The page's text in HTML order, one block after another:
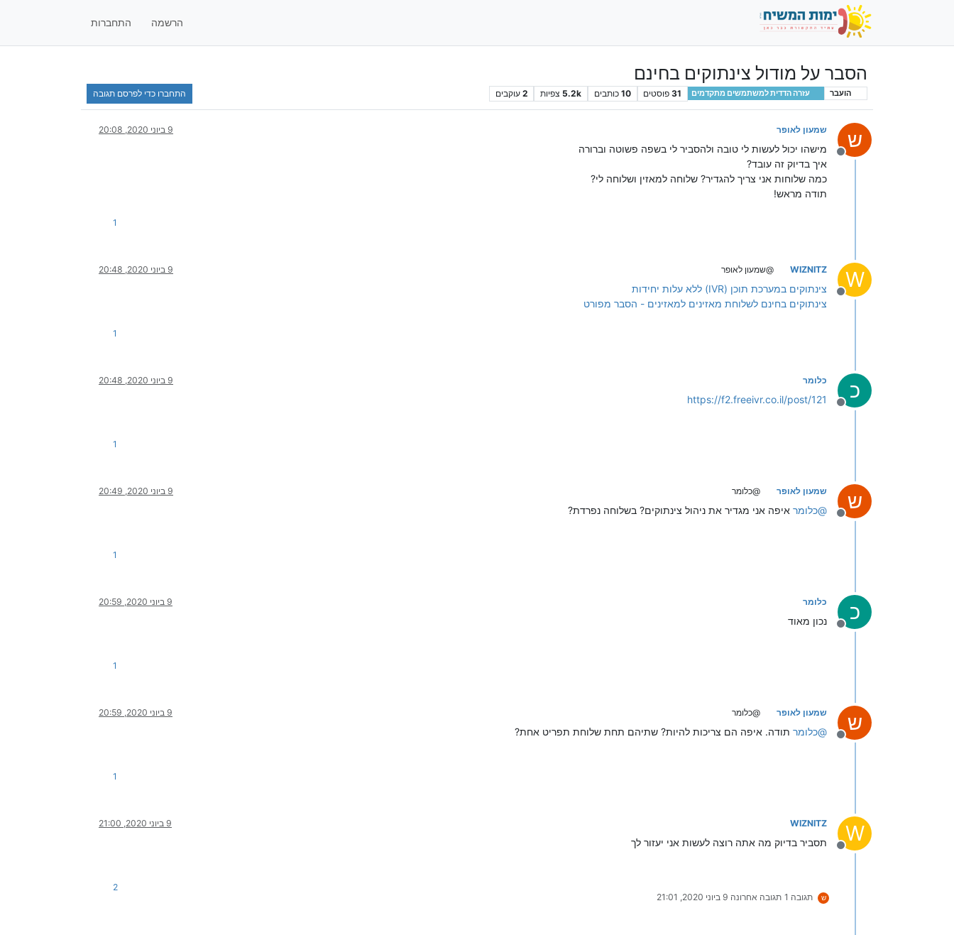
הרשמה התחברות
הסבר על מודול צינתוקים בחינם
הועבר עזרה הדדית למשתמשים מתקדמים 31 פוסטים 10 כותבים 5.2k צפיות 2 עוקבים התחברו כדי לפרסם תגובה
ש
מנותק
שמעון לאופר 9 ביוני 2020, 20:08
מישהו יכול לעשות לי טובה ולהסביר לי בשפה פשוטה וברורה
איך בדיוק זה עובד?
כמה שלוחות אני צריך להגדיר? שלוחה למאזין ושלוחה לי?
תודה מראש!
1
W
מנותק
WIZNITZ @שמעון לאופר 9 ביוני 2020, 20:48
צינתוקים במערכת תוכן (IVR) ללא עלות יחידות
צינתוקים בחינם לשלוחת מאזינים למאזינים - הסבר מפורט
1
כ
מנותק
כלומר 9 ביוני 2020, 20:48
https://f2.freeivr.co.il/post/121
1
ש
מנותק
שמעון לאופר @כלומר 9 ביוני 2020, 20:49
@כלומר איפה אני מגדיר את ניהול צינתוקים? בשלוחה נפרדת?
1
כ
מנותק
כלומר 9 ביוני 2020, 20:59
נכון מאוד
1
ש
מנותק
שמעון לאופר @כלומר 9 ביוני 2020, 20:59
@כלומר תודה. איפה הם צריכות להיות? שתיהם תחת שלוחת תפריט אחת?
1
W
מנותק
WIZNITZ 9 ביוני 2020, 21:00
תסביר בדיוק מה אתה רוצה לעשות אני יעזור לך
ש תגובה 1 תגובה אחרונה 9 ביוני 2020, 21:01
2